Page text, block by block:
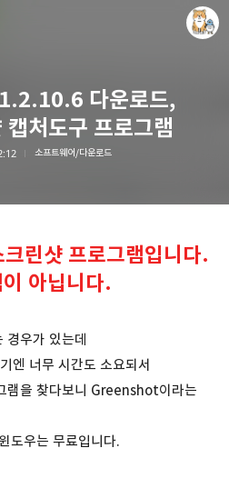
다운로드,
처도구 프로그램
소프트웨어/다운로드
린샷 프로그램입니다.
아닙니다.
경우가 있는데
엔 너무 시간도 소요되서
램을 찾다보니 Greenshot이라는
도우는 무료입니다.
개새닷컴